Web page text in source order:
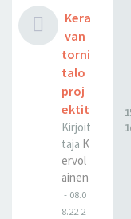
Kera
van
torni
talo
proj
ektit
Kirjoit
taja K
ervol
ainen
- 08.0
8.22 2